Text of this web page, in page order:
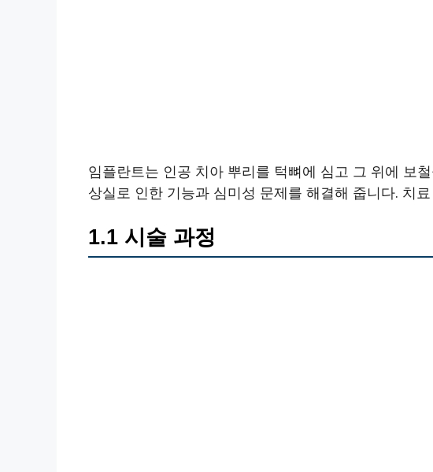
임플란트는 인공 치아 뿌리를 턱뼈에 심고 그 위에 보
상실로 인한 기능과 심미성 문제를 해결해 줍니다. 치
1.1 시술 과정